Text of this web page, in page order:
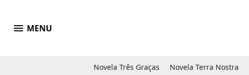
menu MENU
Novela Três Graças Novela Terra Nostra